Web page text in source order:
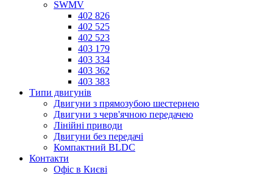
SWMV
402 826
402 525
402 523
403 179
403 334
403 362
403 383
Типи двигунів
Двигуни з прямозубою шестернею
Двигуни з черв'ячною передачею
Лінійні приводи
Двигуни без передачі
Компактний BLDC
Контакти
Офіс в Києві